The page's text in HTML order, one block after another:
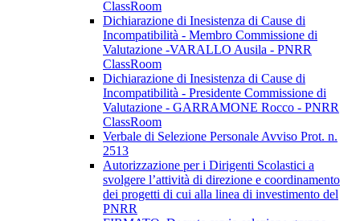
ClassRoom
Dichiarazione di Inesistenza di Cause di
Incompatibilità - Membro Commissione di
Valutazione -VARALLO Ausila - PNRR
ClassRoom
Dichiarazione di Inesistenza di Cause di
Incompatibilità - Presidente Commissione di
Valutazione - GARRAMONE Rocco - PNRR
ClassRoom
Verbale di Selezione Personale Avviso Prot. n.
2513
Autorizzazione per i Dirigenti Scolastici a
svolgere l’attività di direzione e coordinamento
dei progetti di cui alla linea di investimento del
PNRR